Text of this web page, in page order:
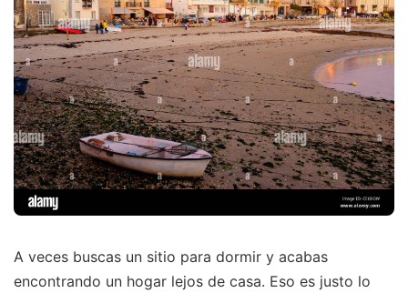
A veces buscas un sitio para dormir y acabas
encontrando un hogar lejos de casa. Eso es justo lo